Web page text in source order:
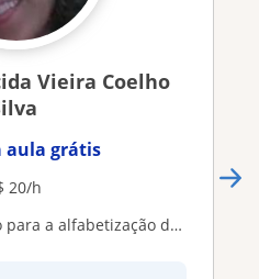
Vieira Coelho
aula grátis
20/h
da educação especial